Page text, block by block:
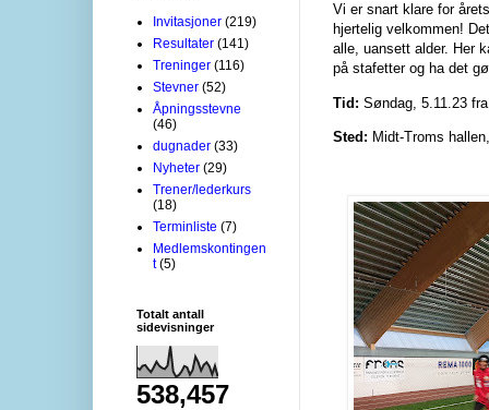
Vi er snart klare for
hjertelig velkommen!
alle, uansett alder. Her
på stafetter og ha det
Tid: Søndag, 5.11.23
Sted: Midt-Troms
Invitasjoner (219)
Resultater (141)
Treninger (116)
Stevner (52)
Åpningsstevne
(46)
dugnader (33)
Nyheter (29)
Trener/lederkurs
(18)
Terminliste (7)
Medlemskontingen
t (5)
Totalt antall
sidevisninger
538,457